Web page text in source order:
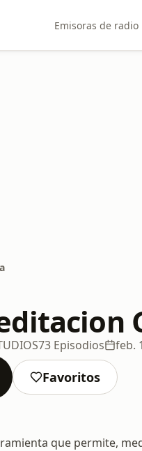
Emisoras de radio
73 Episodios feb.
Favoritos
que permite,